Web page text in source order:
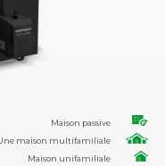
Maison passive
maison multifamiliale
Maison unifamiliale